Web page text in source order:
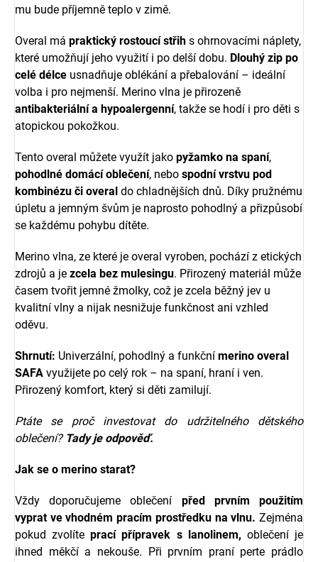
mu bude příjemně teplo v zimě.
Overal má praktický rostoucí střih s ohrnovacími náplety,
které umožňují jeho využití i po delší dobu. Dlouhý zip po
celé délce usnadňuje oblékání a přebalování – ideální
volba i pro nejmenší. Merino vlna je přirozeně
antibakteriální a hypoalergenní, takže se hodí i pro děti s
atopickou pokožkou.
Tento overal můžete využít jako pyžamko na spaní,
pohodlné domácí oblečení, nebo spodní vrstvu pod
kombinézu či overal do chladnějších dnů. Díky pružnému
úpletu a jemným švům je naprosto pohodlný a přizpůsobí
se každému pohybu dítěte.
Merino vlna, ze které je overal vyroben, pochází z etických
zdrojů a je zcela bez mulesingu. Přirozený materiál může
časem tvořit jemné žmolky, což je zcela běžný jev u
kvalitní vlny a nijak nesnižuje funkčnost ani vzhled
oděvu.
Shrnutí: Univerzální, pohodlný a funkční merino overal
SAFA využijete po celý rok – na spaní, hraní i ven.
Přirozený komfort, který si děti zamilují.
Ptáte se proč investovat do udržitelného dětského
oblečení? Tady je odpověď.
Jak se o merino starat?
Vždy doporučujeme oblečení před prvním použitím
vyprat ve vhodném pracím prostředku na vlnu. Zejména
pokud zvolíteprací přípravek s lanolinem, oblečení je
ihned měkčí a nekouše. Při prvním praní perte prádlo